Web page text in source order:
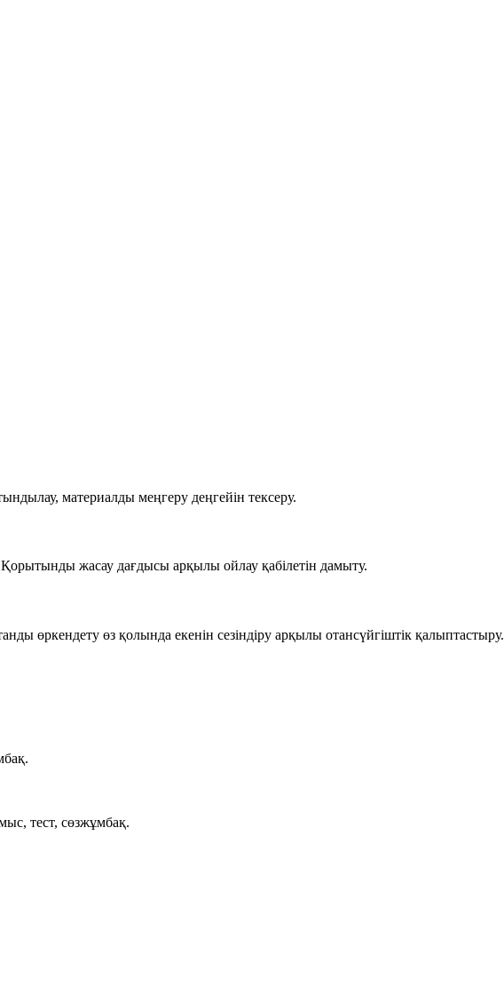
материалды меңгеру деңгейін тексеру.
жасау дағдысы арқылы ойлау қабілетін дамыту.
өркендету өз қолында екенін сезіндіру арқылы отансүйгіштік қалыптастыру.
тест, сөзжұмбақ.